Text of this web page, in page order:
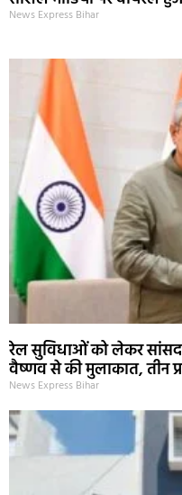
News Express Bihar
रेल सुविधाओं को लेकर सांसद
वैष्णव से की मुलाकात, तीन
News Express Bihar